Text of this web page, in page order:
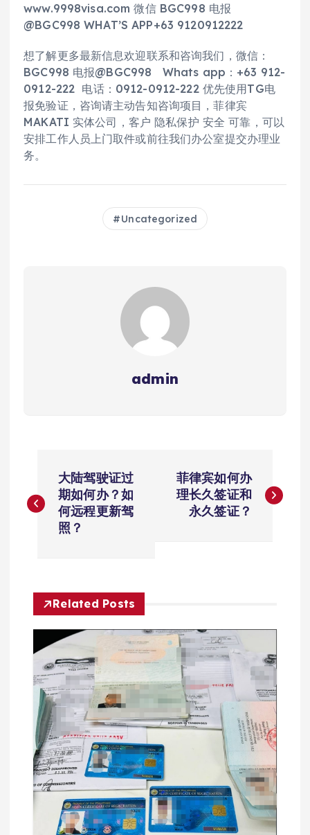
www.9998visa.com 微信 BGC998 电报
@BGC998 WHAT’S APP+63 9120912222
想了解更多最新信息欢迎联系和咨询我们，微信：
BGC998 电报@BGC998 Whats app：+63 912-
0912-222 电话：0912-0912-222 优先使用TG电
报免验证，咨询请主动告知咨询项目，菲律宾
MAKATI 实体公司，客户 隐私保护 安全 可靠，可以
安排工作人员上门取件或前往我们办公室提交办理业
务。
Uncategorized
admin
章
大陆驾驶证过
期如何办？如
何远程更新驾
照？
菲律宾如何办
理长久签证和
永久签证？
Related Posts